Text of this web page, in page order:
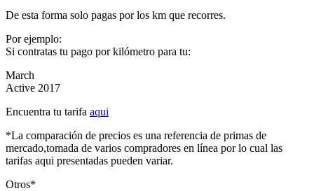
De esta forma solo pagas por los km que recorres.
Por ejemplo:
Si contratas tu pago por kilómetro para tu:
March
Active 2017
Encuentra tu tarifa aqui
*La comparación de precios es una referencia de primas de
mercado,tomada de varios compradores en línea por lo cual las
tarifas aqui presentadas pueden variar.
Otros*